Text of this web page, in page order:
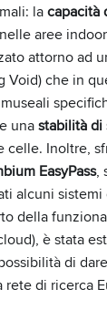
lacapacità
aree
attorno ad
Void) che in
unastabilità di
celle. Inoltre,
EasyPass,
alcuni
della
è stata
di
di ricerca